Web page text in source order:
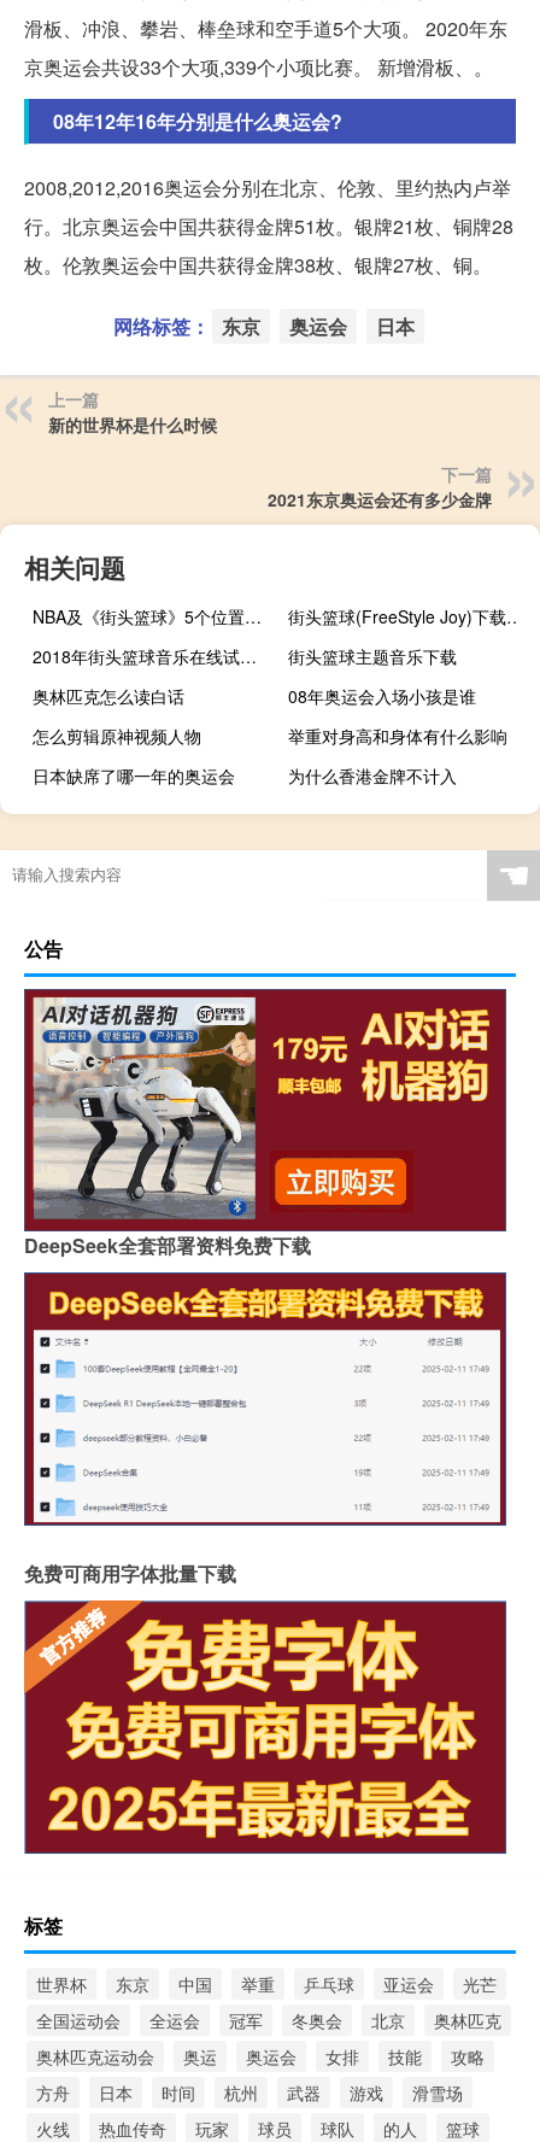
滑板、冲浪、攀岩、棒垒球和空手道5个大项。 2020年东
京奥运会共设33个大项,339个小项比赛。 新增滑板、。
08年12年16年分别是什么奥运会?
2008,2012,2016奥运会分别在北京、伦敦、里约热内卢举
行。北京奥运会中国共获得金牌51枚。银牌21枚、铜牌28
枚。伦敦奥运会中国共获得金牌38枚、银牌27枚、铜。
网络标签： 东京 奥运会 日本
上一篇
新的世界杯是什么时候
下一篇
2021东京奥运会还有多少金牌
相关问题
NBA及《街头篮球》5个位置的详细介绍
街头篮球(FreeStyle Joy)下载(电脑、安卓和IOS所有版本)
2018年街头篮球音乐在线试听及下载
街头篮球主题音乐下载
奥林匹克怎么读白话
08年奥运会入场小孩是谁
怎么剪辑原神视频人物
举重对身高和身体有什么影响
日本缺席了哪一年的奥运会
为什么香港金牌不计入
2022年北京冬季奥运会是第几届
cf手游王者之势多少币
塞尔达滑雪在哪里
“黄沙一片”的出处是哪里 ☚
公告
DeepSeek全套部署资料免费下载
免费可商用字体批量下载
标签
世界杯 东京 中国 举重 乒乓球 亚运会
光芒
全国运动会
全运会 冠军 冬奥会 北京
奥林匹克
奥林匹克运动会
奥运 奥运会 女排 技能
攻略
方舟
日本 时间 杭州 武器 游戏
滑雪场
火线
热血传奇 玩家 球员 球队 的人
篮球